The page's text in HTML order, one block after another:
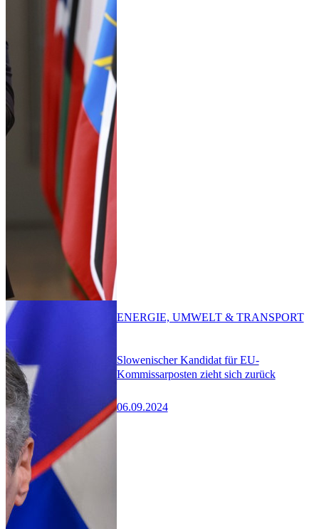
Slowenischer Kandidat für EU-
Kommissarposten zieht sich zurück
06.09.2024
ENERGIE, UMWELT & TRANSPORT